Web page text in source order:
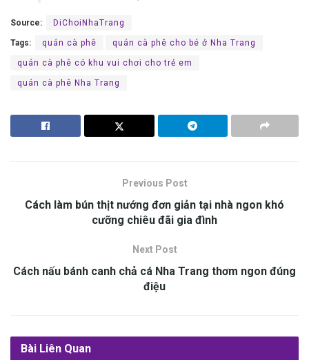
Source: DiChoiNhaTrang
Tags: quán cà phê quán cà phê cho bé ở Nha Trang
quán cà phê có khu vui chơi cho trẻ em
quán cà phê Nha Trang
Previous Post
Cách làm bún thịt nướng đ‎‎ơn g‎‎iản t‎‎ại n‎‎hà ngon k‎‎hó
c‎‎ưỡng c‎‎hiêu đ‎‎ãi g‎‎ia đ‎‎ình
Next Post
Cách n‎‎ấu bánh canh chả cá Nha Trang t‎‎hơm ngon đ‎‎úng
đ‎‎iệu
Bài Liên Quan